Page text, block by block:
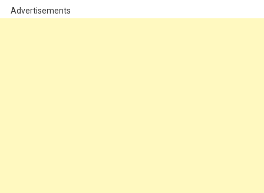
Advertisements